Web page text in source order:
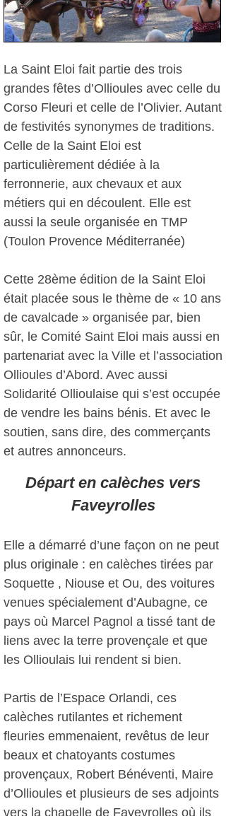
La Saint Eloi fait partie des trois
grandes fêtes d’Ollioules avec celle du
Corso Fleuri et celle de l’Olivier. Autant
de festivités synonymes de traditions.
Celle de la Saint Eloi est
particulièrement dédiée à la
ferronnerie, aux chevaux et aux
métiers qui en découlent. Elle est
aussi la seule organisée en TMP
(Toulon Provence Méditerranée)
Cette 28ème édition de la Saint Eloi
était placée sous le thème de « 10 ans
de cavalcade » organisée par, bien
sûr, le Comité Saint Eloi mais aussi en
partenariat avec la Ville et l’association
Ollioules d’Abord. Avec aussi
Solidarité Ollioulaise qui s’est occupée
de vendre les bains bénis. Et avec le
soutien, sans dire, des commerçants
et autres annonceurs.
Départ en calèches vers
Faveyrolles
Elle a démarré d’une façon on ne peut
plus originale : en calèches tirées par
Soquette , Niouse et Ou, des voitures
venues spécialement d’Aubagne, ce
pays où Marcel Pagnol a tissé tant de
liens avec la terre provençale et que
les Ollioulais lui rendent si bien.
Partis de l’Espace Orlandi, ces
calèches rutilantes et richement
fleuries emmenaient, revêtus de leur
beaux et chatoyants costumes
provençaux, Robert Bénéventi, Maire
d’Ollioules et plusieurs de ses adjoints
vers la chapelle de Faveyrolles où ils